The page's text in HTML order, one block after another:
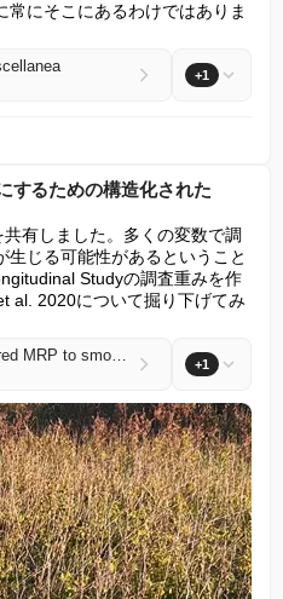
にそこにあるわけではありま
+1
するための構造化された
有しました。多くの変数で調
じる可能性があるということ
Studyの調査重みを作
al. 2020について掘り下げてみ
Survey Statistics: structured MRP to smooth survey weights +1